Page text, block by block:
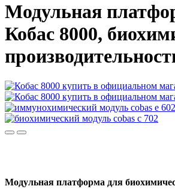
Модульная
Кобас 8000,
Модульная платформа для